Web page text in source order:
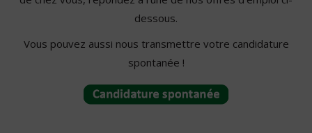
dessous.
Vous pouvez aussi nous transmettre votre candidature
spontanée !